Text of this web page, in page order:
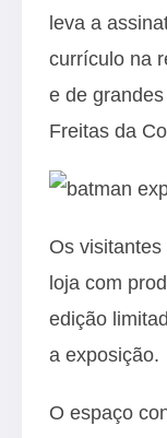
leva a
currículo na
e de
Freitas da
Os
loja com
edição
a exposição.
O espaço